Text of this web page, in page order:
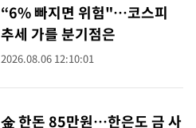
“6% 빠지면 위험"…코스피
추세 가를 분기점은
2026.08.06 12:10:01
金 한돈 85만원…한은도 금 사